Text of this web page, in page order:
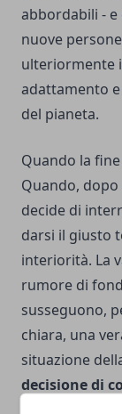
abbordabili -
nuove
ulteriormente
adattamento
del pianeta.
Quando la
Quando,
decide di
darsi il giusto
interiorità. La
rumore di
susseguono,
chiara, una
situazione
decisione di